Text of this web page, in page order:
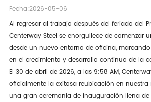
Fecha:2026-05-06
Al regresar al trabajo después del feriado del
Centerway Steel se enorgullece de comenzar
desde un nuevo entorno de oficina,
en el crecimiento y desarrollo continuo de la
El 30 de abril de 2026, a las 9:58 AM,
oficialmente la exitosa reubicación en
una gran ceremonia de inauguración llena